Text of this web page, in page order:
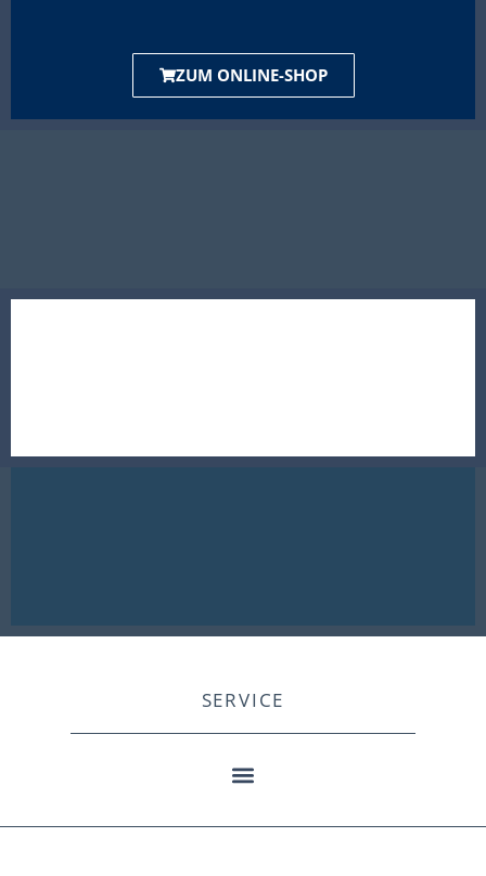
ZUM ONLINE-SHOP
SERVICE